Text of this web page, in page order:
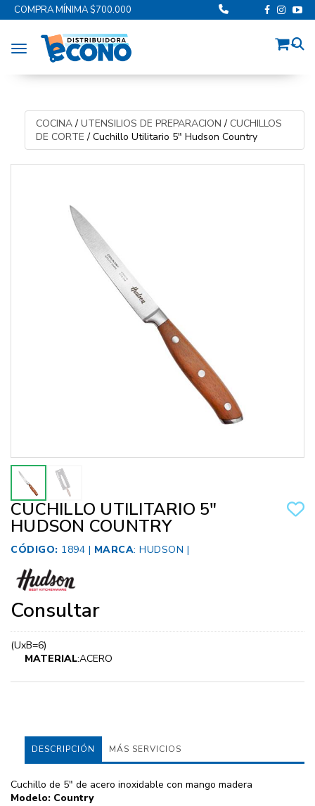
COMPRA MÍNIMA $700.000
Toggle navigation
COCINA/ UTENSILIOS DE PREPARACION / CUCHILLOS
DE CORTE / Cuchillo Utilitario 5" Hudson Country
CUCHILLO UTILITARIO 5"
HUDSON COUNTRY
CÓDIGO: 1894 | MARCA: HUDSON |
Consultar
(UxB=6)
MATERIAL:ACERO
DESCRIPCIÓN MÁS SERVICIOS
Cuchillo de 5" de acero inoxidable con mango madera
Modelo: Country